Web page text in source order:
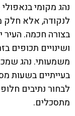
לנקודה, אלא חלק
בצורה חכמה. העיר
ושינויים תכופים
משמעותי. נהג
בעייתיים בשעות
לבחור נתיבים
מתסכלים.